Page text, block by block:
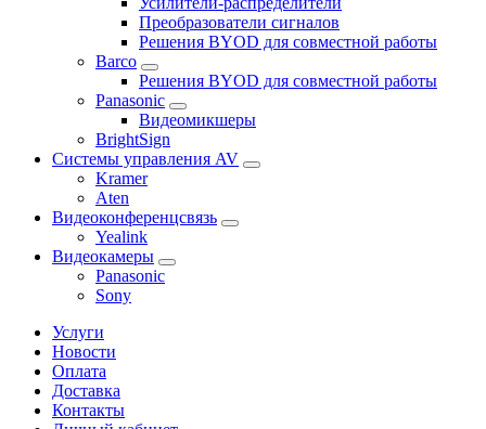
Преобразователи сигналов
Решения BYOD для совместной работы
Barco
Решения BYOD для совместной работы
Panasonic
Видеомикшеры
BrightSign
Системы управления AV
Kramer
Aten
Видеоконференцсвязь
Yealink
Видеокамеры
Panasonic
Sony
Услуги
Новости
Оплата
Доставка
Контакты